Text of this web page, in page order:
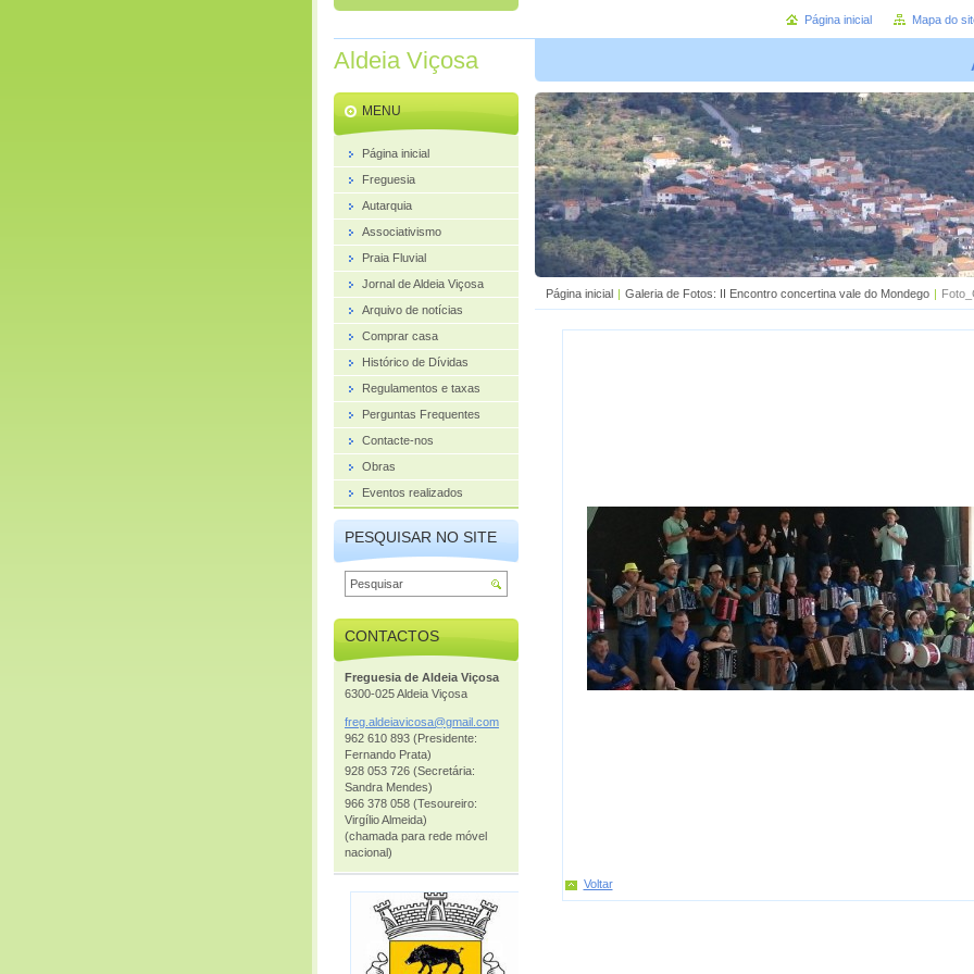
Aldeia Viçosa
Página inicial | Galeria de Fotos: II Encontro concertina vale do Mondego |
Voltar
MENU
Página inicial
Freguesia
Autarquia
Associativismo
Praia Fluvial
Jornal de Aldeia Viçosa
Arquivo de notícias
Comprar casa
Histórico de Dívidas
Regulamentos e taxas
Perguntas Frequentes
Contacte-nos
Obras
Eventos realizados
PESQUISAR NO SITE
CONTACTOS
Freguesia de Aldeia Viçosa
6300-025 Aldeia Viçosa
freg.aldeiavicosa@gmail. com
962 610 893 (Presidente:
Fernando Prata)
928 053 726 (Secretária:
Sandra Mendes)
966 378 058 (Tesoureiro:
Virgílio Almeida)
(chamada para rede móvel
nacional)
Página inicial Mapa do